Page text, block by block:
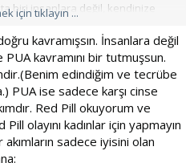
biri insanlara değil, kendinize
kadar süren aşklar yoktur
alfa erkeği muhabbeti falan
ödül gibi gösterip, kadınların bizi
gösteren, yok efendim
olmakmış. Bunlarla beyninizi
kendinize bakın; cahilseniz
araştırın; kiloluysanız gidin kilo
odaklanın, 10 kere date'e
yapmacık ilişkiler değil, 1 kere
çıkın. Doğru insan bizi bulur
için tıklayın ...
kavramışsın. İnsanlara değil
kavramını bir tutmuşsun.
edindiğim ve tecrübe
PUA ise sadece karşı cinse
Red Pill okuyorum ve
olayını kadınlar için yapmayın
sadece iyisini olan